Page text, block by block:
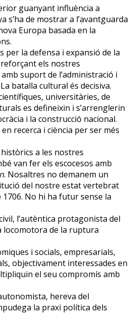
guanyant influència a
s’ha de mostrar a l’avantguarda
Europa basada en la
per la defensa i expansió de la
els nostres
suport de l’administració i
batalla cultural és decisiva.
universitàries, de
es defineixin i s’arrenglerin
i la construcció nacional.
recerca i ciència per ser més
a les nostres
van fer els escocesos amb
. Nosaltres no demanem un
del nostre estat vertebrat
No hi ha futur sense la
l’autèntica protagonista del
locomotora de la ruptura
i socials, empresarials,
objectivament interessades en
el seu compromís amb
hereva del
la praxi política dels